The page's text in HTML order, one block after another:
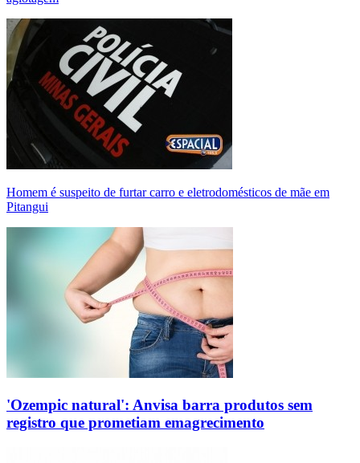
Homem é suspeito de furtar carro e eletrodomésticos de mãe em
Pitangui
'Ozempic natural': Anvisa barra produtos sem
registro que prometiam emagrecimento